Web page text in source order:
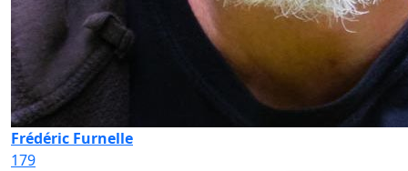
Frédéric Furnelle
179